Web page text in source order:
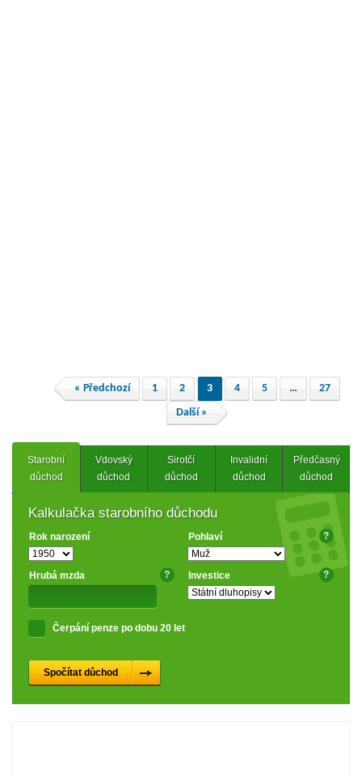
« Předchozí 1 2 3 4 5 …
27
Další »
Starobní
důchod
Vdovský
důchod
Sirotčí
důchod
Invalidní
důchod
Předčasný
důchod
Kalkulačka starobního důchodu
Rok narození Pohlaví ?
Hrubá mzda ? Investice ?
Čerpání penze po dobu 20 let